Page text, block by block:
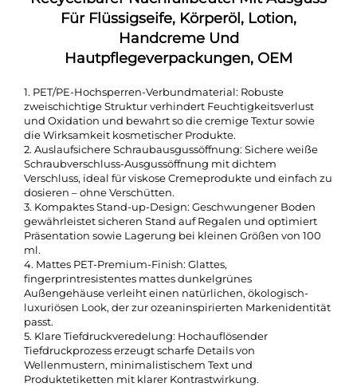
Für Flüssigseife, Körperöl, Lotion,
Handcreme Und
Hautpflegeverpackungen, OEM
1. PET/PE-Hochsperren-Verbundmaterial: Robuste
zweischichtige Struktur verhindert Feuchtigkeitsverlust
und Oxidation und bewahrt so die cremige Textur sowie
die Wirksamkeit kosmetischer Produkte.
2. Auslaufsichere Schraubausgussöffnung: Sichere weiße
Schraubverschluss-Ausgussöffnung mit dichtem
Verschluss, ideal für viskose Cremeprodukte und einfach zu
dosieren – ohne Verschütten.
3. Kompaktes Stand-up-Design: Geschwungener Boden
gewährleistet sicheren Stand auf Regalen und optimiert
Präsentation sowie Lagerung bei kleinen Größen von 100
ml.
4. Mattes PET-Premium-Finish: Glattes,
fingerprintresistentes mattes dunkelgrünes
Außengehäuse verleiht einen natürlichen, ökologisch-
luxuriösen Look, der zur ozeaninspirierten Markenidentität
passt.
5. Klare Tiefdruckveredelung: Hochauflösender
Tiefdruckprozess erzeugt scharfe Details von
Wellenmustern, minimalistischem Text und
Produktetiketten mit klarer Kontrastwirkung.